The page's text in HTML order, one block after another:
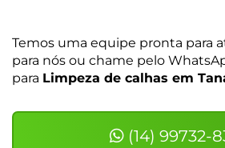
Temos uma equipe pronta para
para nós ou chame pelo
para Limpeza de calhas em
(14) 99732-